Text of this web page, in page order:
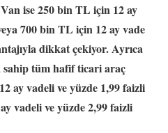
ise 250 bin TL için 12 ay
700 bin TL için 12 ay vade
dikkat çekiyor. Ayrıca
sahip tüm hafif ticari araç
ay vadeli ve yüzde 1,99 faizli
vadeli ve yüzde 2,99 faizli